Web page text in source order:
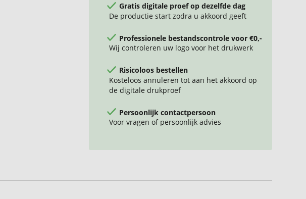
Gratis digitale proef op dezelfde dag
De productie start zodra u akkoord geeft
Professionele bestandscontrole voor €0,-
Wij controleren uw logo voor het drukwerk
Risicoloos bestellen
Kosteloos annuleren tot aan het akkoord op
de digitale drukproef
Persoonlijk contactpersoon
Voor vragen of persoonlijk advies